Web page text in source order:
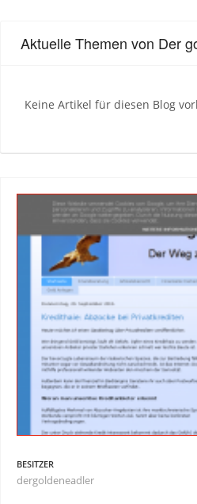
Aktuelle Themen von Der
Keine Artikel für diesen Blog
BESITZER
dergoldeneadler